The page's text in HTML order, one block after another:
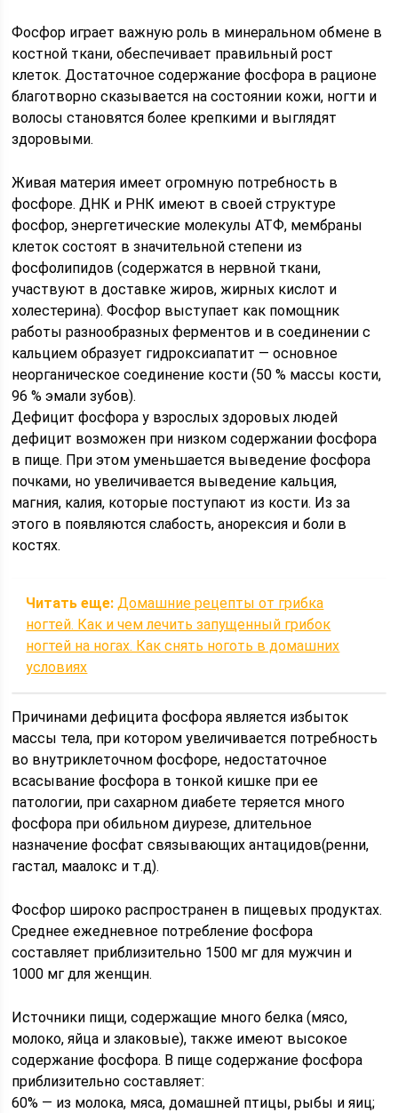
Фосфор играет важную роль в минеральном обмене в
костной ткани, обеспечивает правильный рост
клеток. Достаточное содержание фосфора в рационе
благотворно сказывается на состоянии кожи, ногти и
волосы становятся более крепкими и выглядят
здоровыми.
Живая материя имеет огромную потребность в
фосфоре. ДНК и РНК имеют в своей структуре
фосфор, энергетические молекулы АТФ, мембраны
клеток состоят в значительной степени из
фосфолипидов (содержатся в нервной ткани,
участвуют в доставке жиров, жирных кислот и
холестерина). Фосфор выступает как помощник
работы разнообразных ферментов и в соединении с
кальцием образует гидроксиапатит — основное
неорганическое соединение кости (50 % массы кости,
96 % эмали зубов).
Дефицит фосфора у взрослых здоровых людей
дефицит возможен при низком содержании фосфора
в пище. При этом уменьшается выведение фосфора
почками, но увеличивается выведение кальция,
магния, калия, которые поступают из кости. Из за
этого в появляются слабость, анорексия и боли в
костях.
Читать еще: Домашние рецепты от грибка
ногтей. Как и чем лечить запущенный грибок
ногтей на ногах. Как снять ноготь в домашних
условиях
Причинами дефицита фосфора является избыток
массы тела, при котором увеличивается потребность
во внутриклеточном фосфоре, недостаточное
всасывание фосфора в тонкой кишке при ее
патологии, при сахарном диабете теряется много
фосфора при обильном диурезе, длительное
назначение фосфат связывающих антацидов(ренни,
гастал, маалокс и т.д).
Фосфор широко распространен в пищевых продуктах.
Среднее ежедневное потребление фосфора
составляет приблизительно 1500 мг для мужчин и
1000 мг для женщин.⠀
Источники пищи, содержащие много белка (мясо,
молоко, яйца и злаковые), также имеют высокое
содержание фосфора. В пище содержание фосфора
приблизительно составляет:⠀
60% — из молока, мяса, домашней птицы, рыбы и яиц;⠀